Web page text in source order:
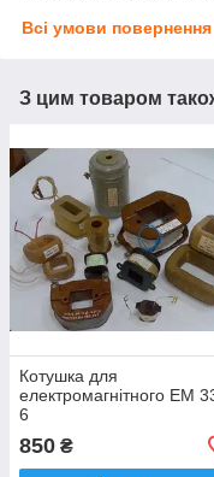
Всі умови повернення
З цим товаром
Котушка для
електромагнітного ЕМ
6
850 ₴